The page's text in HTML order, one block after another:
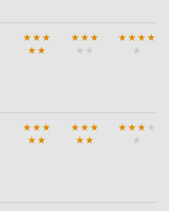
★ ★ ★
★ ★
★ ★ ★
★ ★
★ ★ ★ ★
★
★ ★ ★
★ ★
★ ★ ★
★ ★
★ ★ ★ ★
★